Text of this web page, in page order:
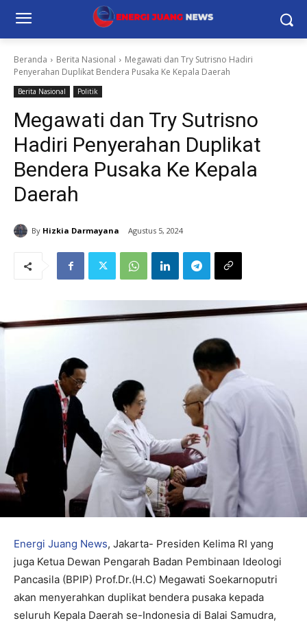
Beranda Berita Nasional
Megawati dan Try Sutrisno Hadiri
Penyerahan Duplikat Bendera Pusaka Ke Kepala Daerah
Berita Nasional Politik
Megawati dan Try Sutrisno
Hadiri Penyerahan Duplikat
Bendera Pusaka Ke Kepala
Daerah
By Hizkia Darmayana Agustus 5, 2024
Energi Juang News, Jakarta- Presiden Kelima RI yang
juga Ketua Dewan Pengarah Badan Pembinaan Ideologi
Pancasila (BPIP) Prof.Dr.(H.C) Megawati Soekarnoputri
akan menyerahkan duplikat bendera pusaka kepada
seluruh Kepala Daerah se-Indonesia di Balai Samudra,